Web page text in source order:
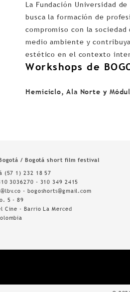
La Fundación Universidad
busca la formación de
compromiso con la
medio ambiente y
estético en el contexto
Workshops de
Hemiciclo, Ala Norte y
/ Bogotá short film festival
(57 1) 232 18 57
3036270 - 310 349 2415
- bogoshorts@gmail.com
5 - 89
Cine - Barrio La Merced